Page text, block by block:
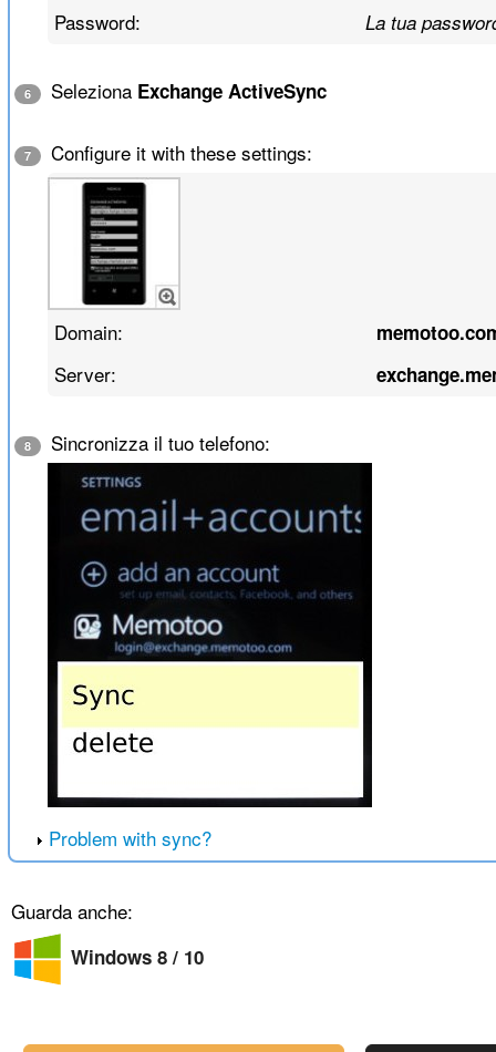
Password: La tua
6 Seleziona Exchange ActiveSync
7 Configure it with these settings:
Domain:
Server:
8 Sincronizza il tuo telefono:
Problem with sync?
Guarda anche:
Windows 8 / 10